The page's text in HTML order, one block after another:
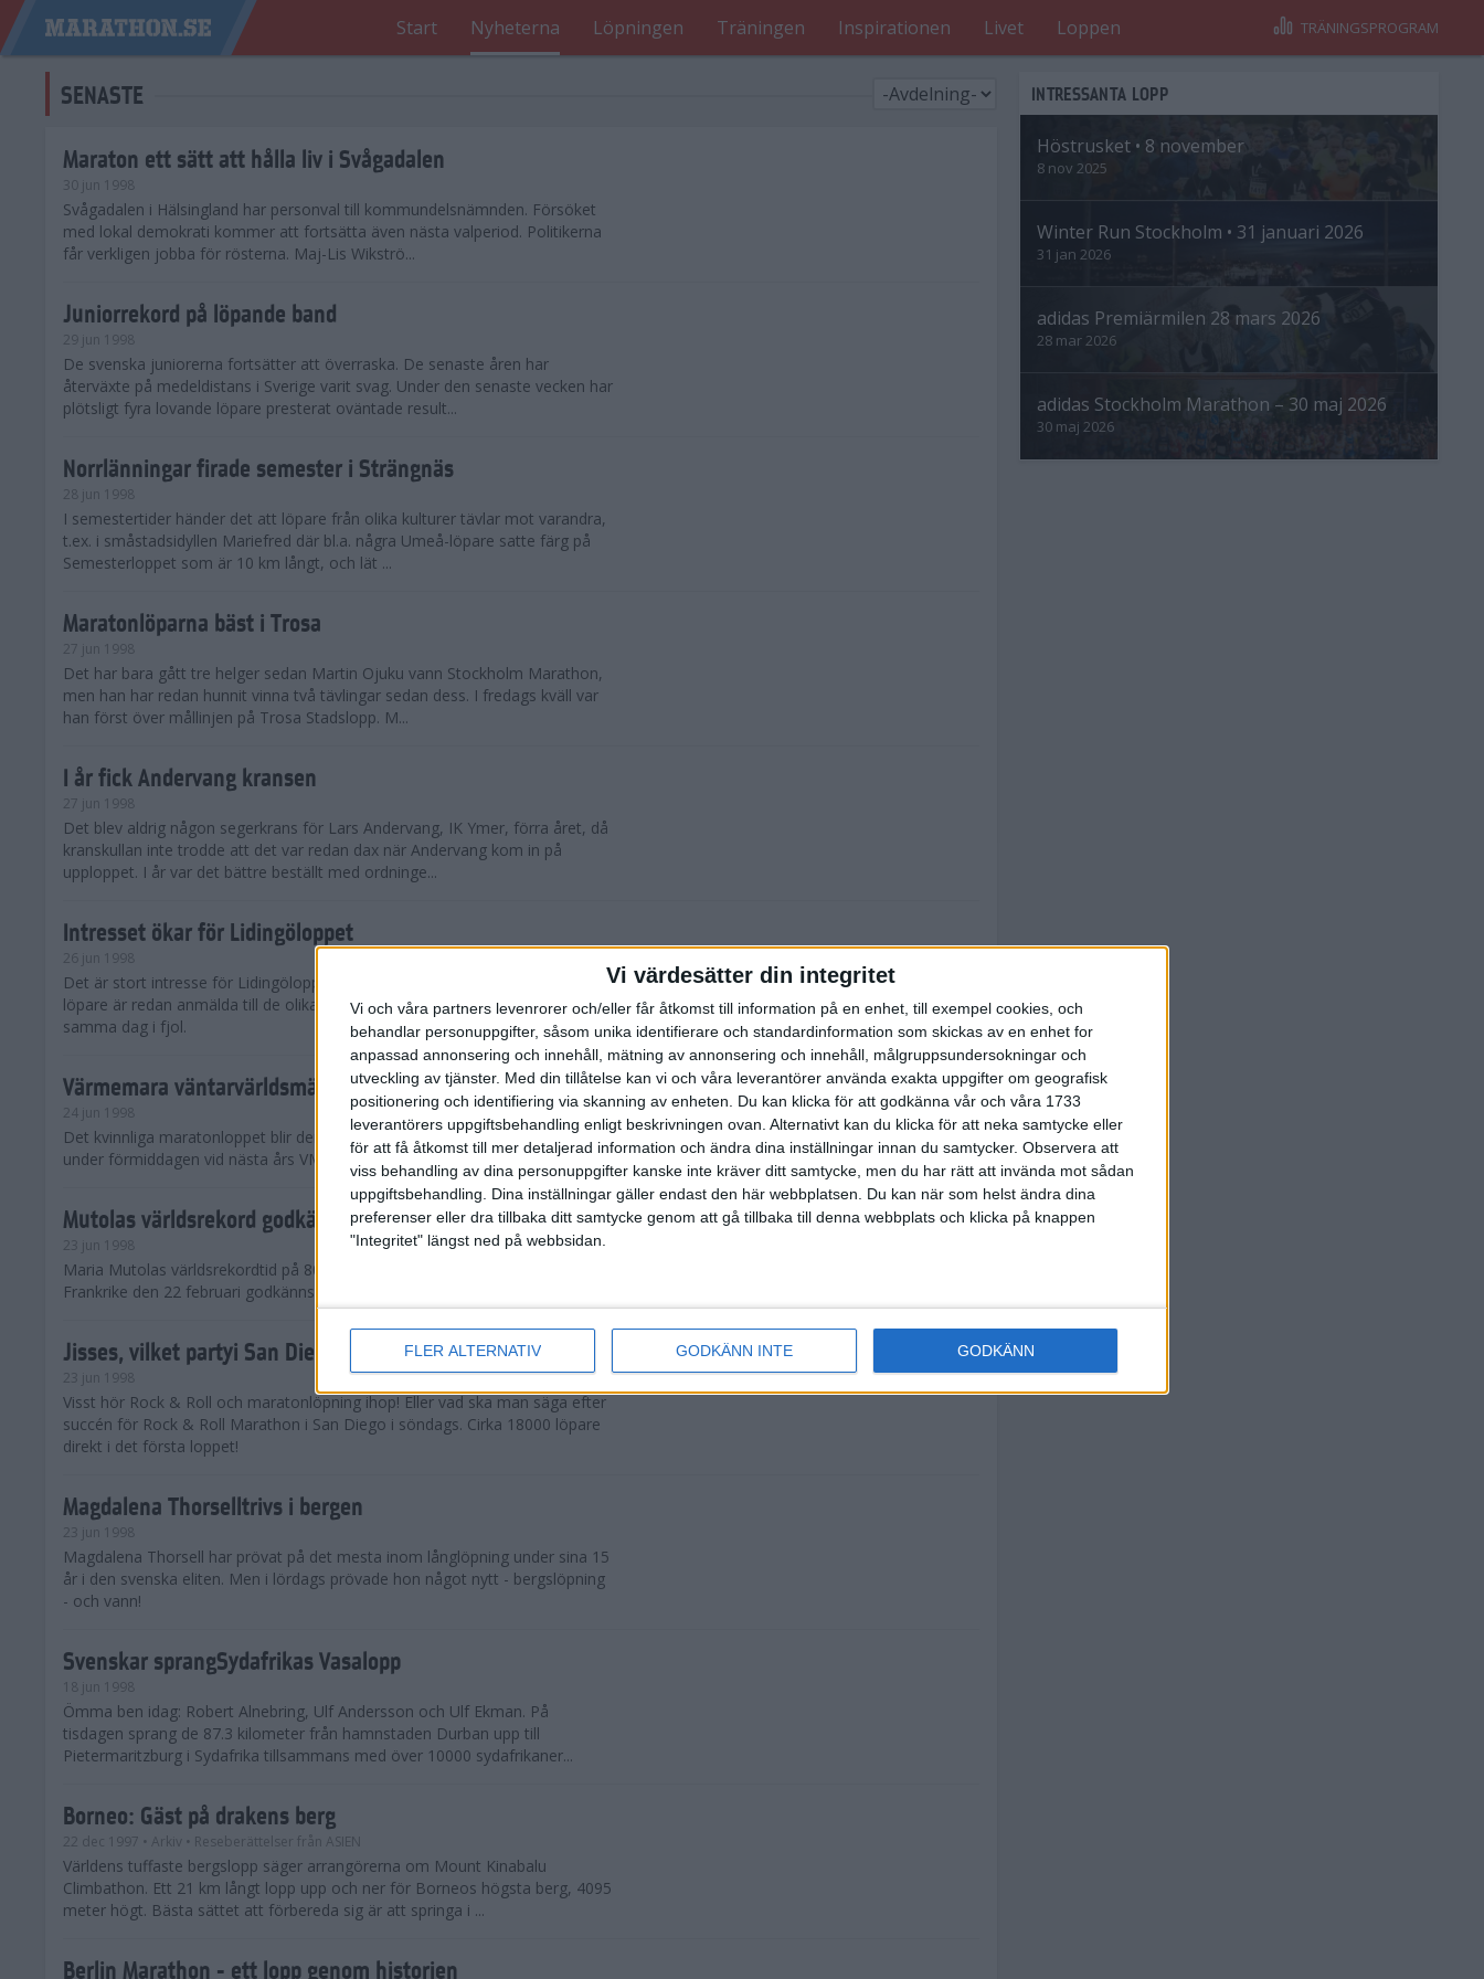
Vi värdesätter din integritet
Vi och våra partners levenrorer och/eller får åtkomst till information på en enhet, till exempel cookies, och
behandlar personuppgifter, såsom unika identifierare och standardinformation som skickas av en enhet for
anpassad annonsering och innehåll, mätning av annonsering och innehåll, målgruppsundersokningar och
utveckling av tjänster. Med din tillåtelse kan vi och våra leverantörer använda exakta uppgifter om geografisk
positionering och identifiering via skanning av enheten. Du kan klicka för att godkänna vår och våra 1733
leverantörers uppgiftsbehandling enligt beskrivningen ovan. Alternativt kan du klicka för att neka samtycke eller
för att få åtkomst till mer detaljerad information och ändra dina inställningar innan du samtycker. Observera att
viss behandling av dina personuppgifter kanske inte kräver ditt samtycke, men du har rätt att invända mot sådan
uppgiftsbehandling. Dina inställningar gäller endast den här webbplatsen. Du kan när som helst ändra dina
preferenser eller dra tillbaka ditt samtycke genom att gå tillbaka till denna webbplats och klicka på knappen
"Integritet" längst ned på webbsidan.
FLER ALTERNATIV GODKÄNN INTE GODKÄNN
Start Nyheterna Löpningen Träningen Inspirationen Livet Loppen TRÄNINGSPROGRAM
SENASTE
Maraton ett sätt att hålla liv i Svågadalen
30 jun 1998
Svågadalen i Hälsingland har personval till kommundelsnämnden. Försöket
med lokal demokrati kommer att fortsätta även nästa valperiod. Politikerna
får verkligen jobba för rösterna. Maj-Lis Wikströ...
Juniorrekord på löpande band
29 jun 1998
De svenska juniorerna fortsätter att överraska. De senaste åren har
återväxte på medeldistans i Sverige varit svag. Under den senaste vecken har
plötsligt fyra lovande löpare presterat oväntade result...
Norrlänningar firade semester i Strängnäs
28 jun 1998
I semestertider händer det att löpare från olika kulturer tävlar mot varandra,
t.ex. i småstadsidyllen Mariefred där bl.a. några Umeå-löpare satte färg på
Semesterloppet som är 10 km långt, och lät ...
Maratonlöparna bäst i Trosa
27 jun 1998
Det har bara gått tre helger sedan Martin Ojuku vann Stockholm Marathon,
men han har redan hunnit vinna två tävlingar sedan dess. I fredags kväll var
han först över mållinjen på Trosa Stadslopp. M...
I år fick Andervang kransen
27 jun 1998
Det blev aldrig någon segerkrans för Lars Andervang, IK Ymer, förra året, då
kranskullan inte trodde att det var redan dax när Andervang kom in på
upploppet. I år var det bättre beställt med ordninge...
Intresset ökar för Lidingöloppet
26 jun 1998
Det är stort intresse för Lidingöloppet som avgörs den 3-4 oktober. 10 500
löpare är redan anmälda till de olika klassena. Det är hela 2 500 fler än
samma dag i fjol.
Värmemara väntarvärldsmästaraspiranter
24 jun 1998
Det kvinnliga maratonloppet blir den enda gren som kommer att avgöras
under förmiddagen vid nästa års VM i friidrott.
Mutolas världsrekord godkänns ej
23 jun 1998
Maria Mutolas världsrekordtid på 800 meter från inomhusgalan i Lievin i
Frankrike den 22 februari godkänns ej.
Jisses, vilket partyi San Diego!
23 jun 1998
Visst hör Rock & Roll och maratonlöpning ihop! Eller vad ska man säga efter
succén för Rock & Roll Marathon i San Diego i söndags. Cirka 18000 löpare
direkt i det första loppet!
Magdalena Thorselltrivs i bergen
23 jun 1998
Magdalena Thorsell har prövat på det mesta inom långlöpning under sina 15
år i den svenska eliten. Men i lördags prövade hon något nytt - bergslöpning
- och vann!
Svenskar sprangSydafrikas Vasalopp
18 jun 1998
Ömma ben idag: Robert Alnebring, Ulf Andersson och Ulf Ekman. På
tisdagen sprang de 87.3 kilometer från hamnstaden Durban upp till
Pietermaritzburg i Sydafrika tillsammans med över 10000 sydafrikaner...
Borneo: Gäst på drakens berg
22 dec 1997 • Arkiv • Reseberättelser från ASIEN
Världens tuffaste bergslopp säger arrangörerna om Mount Kinabalu
Climbathon. Ett 21 km långt lopp upp och ner för Borneos högsta berg, 4095
meter högt. Bästa sättet att förbereda sig är att springa i ...
Berlin Marathon - ett lopp genom historien
INTRESSANTA LOPP
Höstrusket • 8 november
8 nov 2025
Winter Run Stockholm • 31 januari 2026
31 jan 2026
adidas Premiärmilen 28 mars 2026
28 mar 2026
adidas Stockholm Marathon – 30 maj 2026
30 maj 2026